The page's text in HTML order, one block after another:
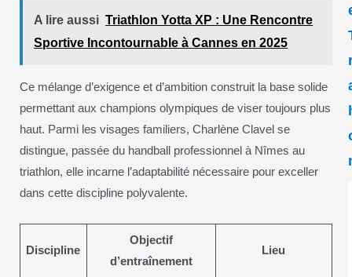
A lire aussi Triathlon Yotta XP : Une Rencontre
Sportive Incontournable à Cannes en 2025
Ce mélange d’exigence et d’ambition construit la base solide
permettant aux champions olympiques de viser toujours plus
haut. Parmi les visages familiers, Charlène Clavel se
distingue, passée du handball professionnel à Nîmes au
triathlon, elle incarne l’adaptabilité nécessaire pour exceller
dans cette discipline polyvalente.
Discipline
Objectif
d’entraînement
Lieu